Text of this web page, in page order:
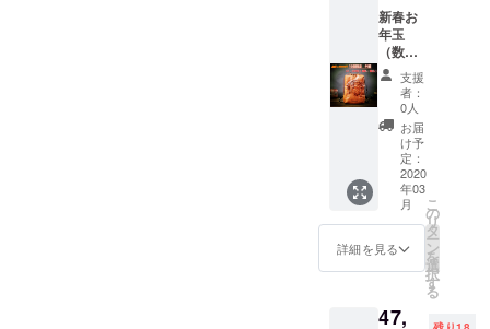
スを提供で
きるよう心
掛けてまい
ります。
日本には海
外の人々が
高く評価す
る素晴らし
い製品や商
材を全世界
供する
新春お
年玉
（数量
限定）
半価格
で大奉
仕！ ・
色：ブ
ラウン
・定価
88，
000円
18個数
量限
定 半
額セー
料込
支援
者：
0人
お届
け予
定：
2020
年03
月
詳細を見る
こ
の
リ
タ
ー
ン
を
選
択
す
る
47,